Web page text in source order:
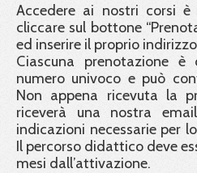
Accedere ai nostri corsi è
cliccare sul bottone
ed inserire il proprio
Ciascuna prenotazione
numero univoco e può
Non appena ricevuta la
riceverà una nostra
indicazioni necessarie per
Il percorso didattico deve
mesi dall’attivazione.